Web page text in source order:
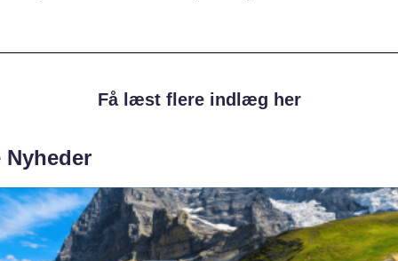
Få læst flere indlæg her
Nyheder